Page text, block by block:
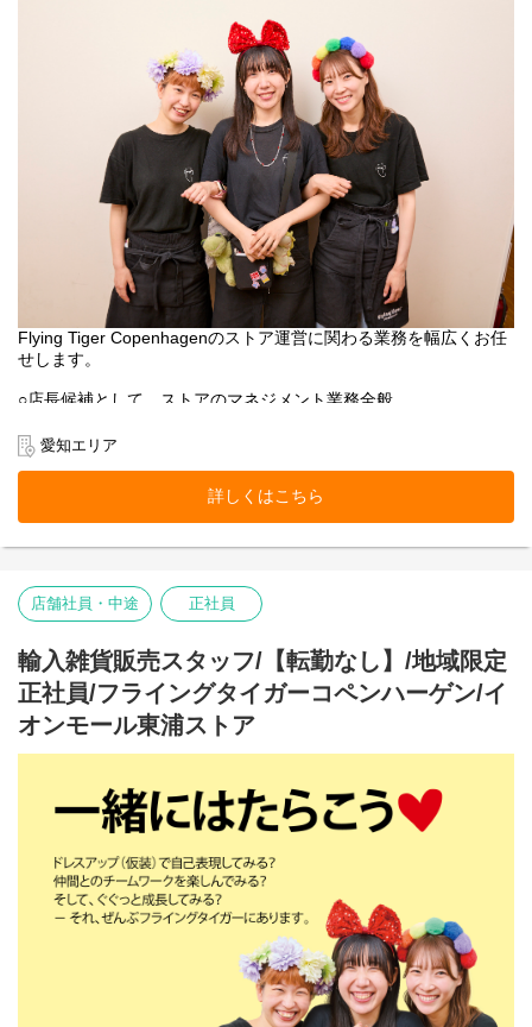
Flying Tiger Copenhagenのストア運営に関わる業務を幅広くお任
せします。
○店長候補として、ストアのマネジメント業務全般
○採用/教育全般
○ストア業務管理
-品出し
-ディスプレイ
-在庫管理・発注・検品
フライング タイガー コペンハーゲンの店内は、カテゴリー別にい
くつかのエリアに分かれています。
各エリアの責任者がカテゴリーマネージャーと呼ばれる社員で
す。
入社後は、まずカテゴリーマネージャーを目指していただきま
本店所在地及び本社・営業本部：
愛知エリア
詳しくはこちら
店舗社員・中途 正社員
輸入雑貨販売スタッフ/【転勤なし】/地域限定
正社員/フライングタイガーコペンハーゲン/イ
オンモール東浦ストア